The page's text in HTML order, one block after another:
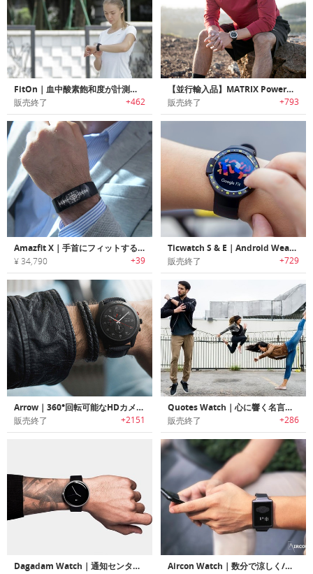
FitOn｜血中酸素飽和度が計測可能なスポーツヘルスウォッチ「フィットオン」
販売終了 +462
【並行輸入品】MATRIX PowerWatch｜充電不要のアクティビティスマートウォッチ「マトリックス パワーウォッチ」
販売終了 +793
Amazfit X｜手首にフィットするカーブディスプレイ搭載スマートウォッチ「アメイズフィットX」
¥ 34,790 +39
Ticwatch S & E｜Android Wear 搭載のスマートスポーツウォッチ「ティックウォッチスポーツ」
販売終了 +729
Arrow｜360°回転可能なHDカメラ搭載スマートウォッチ「アロー」
販売終了 +2151
Quotes Watch｜心に響く名言を表示するリストウォッチ「クオーツウォッチ」
販売終了 +286
Dagadam Watch｜通知センター/ヘルスフィットネス機能を搭載したカーブタッチベゼルスマートウォッチ「ダガダム」 Aircon Watch｜数分で涼しく/暖かく体温調整可能なリストバンド「エアコンウォッチ」